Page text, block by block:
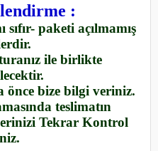
:
paketi açılmamış
ile birlikte
bize bilgi veriniz.
teslimatın
Tekrar Kontrol